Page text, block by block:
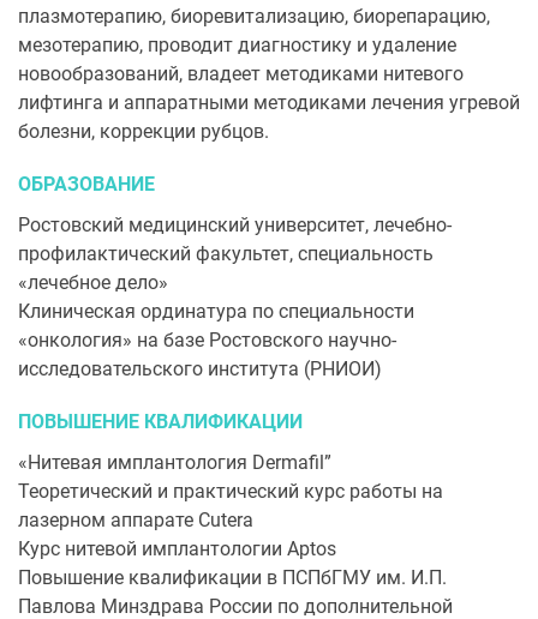
плазмотерапию, биоревитализацию, биорепарацию,
мезотерапию, проводит диагностику и удаление
новообразований, владеет методиками нитевого
лифтинга и аппаратными методиками лечения угревой
болезни, коррекции рубцов.
ОБРАЗОВАНИЕ
Ростовский медицинский университет, лечебно-
профилактический факультет, специальность
«лечебное дело»
Клиническая ординатура по специальности
«онкология» на базе Ростовского научно-
исследовательского института (РНИОИ)
ПОВЫШЕНИЕ КВАЛИФИКАЦИИ
«Нитевая имплантология Dermafil”
Теоретический и практический курс работы на
лазерном аппарате Cutera
Курс нитевой имплантологии Aptos
Повышение квалификации в ПСПбГМУ им. И.П.
Павлова Минздрава России по дополнительной